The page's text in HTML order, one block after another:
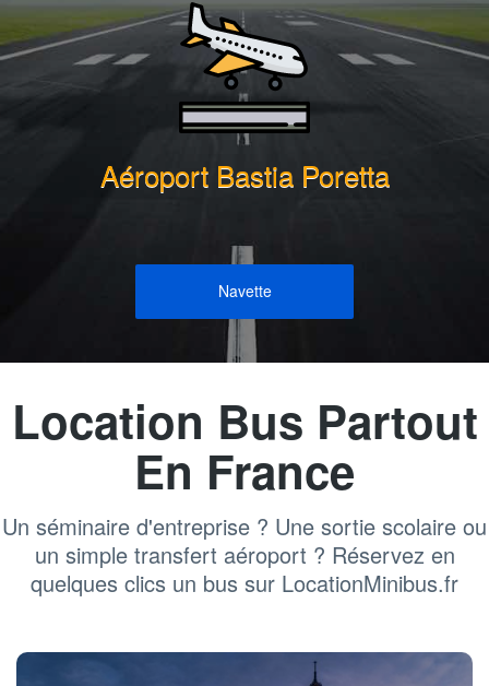
Aéroport Bastia Poretta
Navette
Location Bus Partout
En France
Un séminaire d'entreprise ? Une sortie scolaire ou
un simple transfert aéroport ? Réservez en
quelques clics un bus sur LocationMinibus.fr